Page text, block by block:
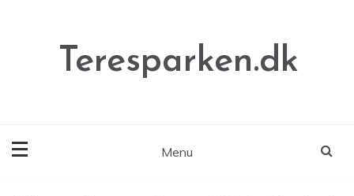
Teresparken.dk
Menu